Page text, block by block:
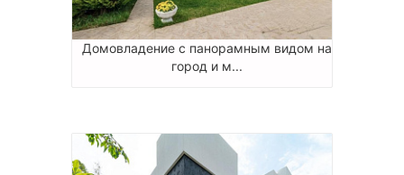
Домовладение с панорамным видом на
город и м...